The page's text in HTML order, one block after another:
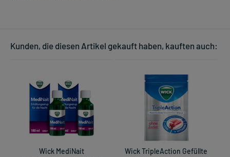
Kunden, die diesen Artikel gekauft haben, kauften auch:
Wick MediNait
Wick TripleAction Gefüllte